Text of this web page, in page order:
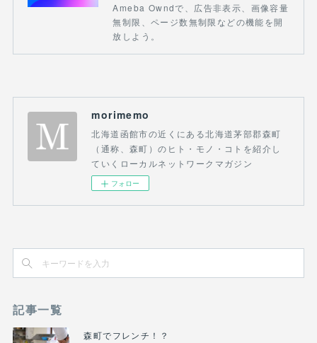
Ameba Owndで、広告非表示、画像容量
無制限、ページ数無制限などの機能を開
放しよう。
morimemo
北海道函館市の近くにある北海道茅部郡森町
（通称、森町）のヒト・モノ・コトを紹介し
ていくローカルネットワークマガジン
フォロー
記事一覧
森町でフレンチ！？